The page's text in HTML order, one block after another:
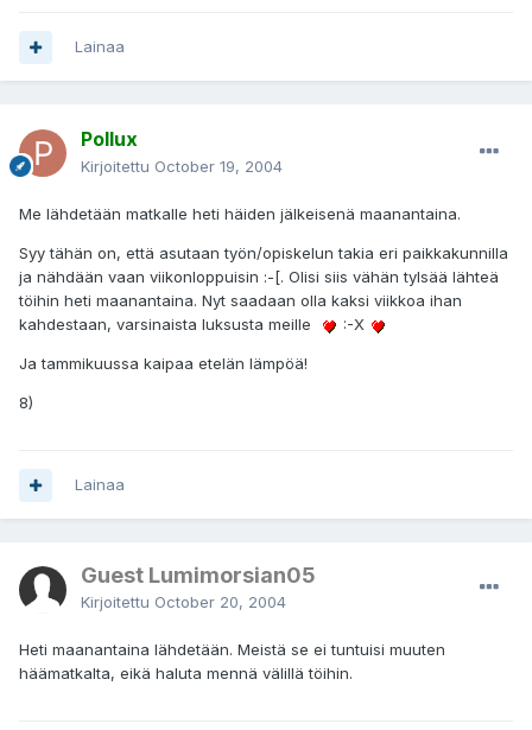
Lainaa
Pollux
Kirjoitettu October 19, 2004
Me lähdetään matkalle heti häiden jälkeisenä maanantaina.
Syy tähän on, että asutaan työn/opiskelun takia eri paikkakunnilla
ja nähdään vaan viikonloppuisin :-[. Olisi siis vähän tylsää lähteä
töihin heti maanantaina. Nyt saadaan olla kaksi viikkoa ihan
kahdestaan, varsinaista luksusta meille
:-X
Ja tammikuussa kaipaa etelän lämpöä!
8)
Lainaa
Guest Lumimorsian05
Kirjoitettu October 20, 2004
Heti maanantaina lähdetään. Meistä se ei tuntuisi muuten
häämatkalta, eikä haluta mennä välillä töihin.